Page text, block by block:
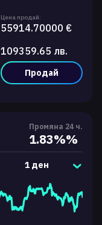
Цена продай:
55914.70000 €
109359.65 лв.
Продай
Промяна 24 ч.
1.83%%
1 ден